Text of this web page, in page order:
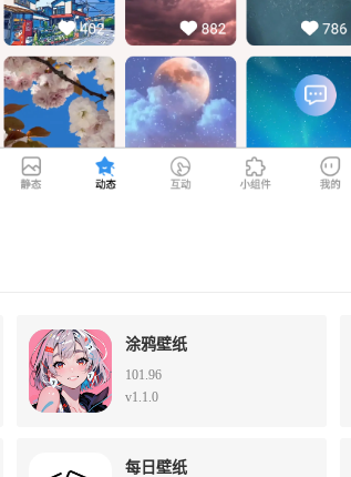
涂鸦壁纸
101.96
v1.1.0
每日壁纸